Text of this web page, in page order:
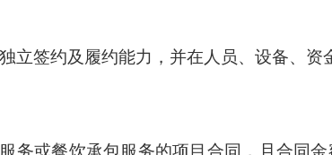
签约及履约能力，并在人员、设备、资
务或餐饮承包服务的项目合同，且合同